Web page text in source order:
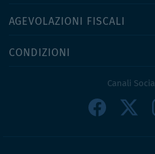
AGEVOLAZIONI FISCALI
CONDIZIONI
Canali Social